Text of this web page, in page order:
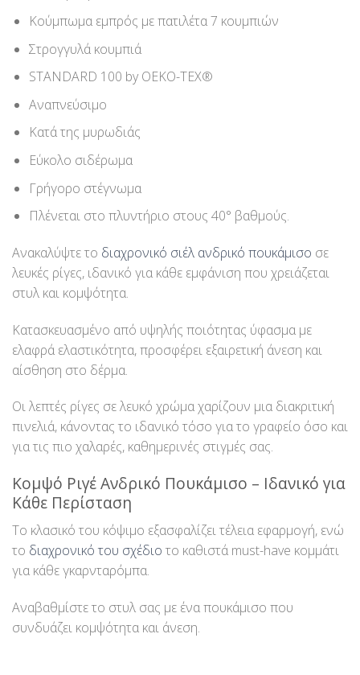
Κούμπωμα εμπρός με πατιλέτα 7 κουμπιών
Στρογγυλά κουμπιά
STANDARD 100 by OEKO-TEX®
Αναπνεύσιμο
Κατά της μυρωδιάς
Εύκολο σιδέρωμα
Γρήγορο στέγνωμα
Πλένεται στο πλυντήριο στους 40° βαθμούς.
Ανακαλύψτε το διαχρονικό σιέλ ανδρικό πουκάμισο σε
λευκές ρίγες, ιδανικό για κάθε εμφάνιση που χρειάζεται
στυλ και κομψότητα.
Κατασκευασμένο από υψηλής ποιότητας ύφασμα με
ελαφρά ελαστικότητα, προσφέρει εξαιρετική άνεση και
αίσθηση στο δέρμα.
Οι λεπτές ρίγες σε λευκό χρώμα χαρίζουν μια διακριτική
πινελιά, κάνοντας το ιδανικό τόσο για το γραφείο όσο και
για τις πιο χαλαρές, καθημερινές στιγμές σας.
Κομψό Ριγέ Ανδρικό Πουκάμισο – Ιδανικό για
Κάθε Περίσταση
Το κλασικό του κόψιμο εξασφαλίζει τέλεια εφαρμογή, ενώ
το διαχρονικό του σχέδιο το καθιστά must-have κομμάτι
για κάθε γκαρνταρόμπα.
Αναβαθμίστε το στυλ σας με ένα πουκάμισο που
συνδυάζει κομψότητα και άνεση.